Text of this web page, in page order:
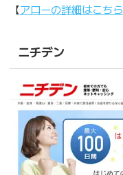
【アローの詳細はこちら
ニチデン